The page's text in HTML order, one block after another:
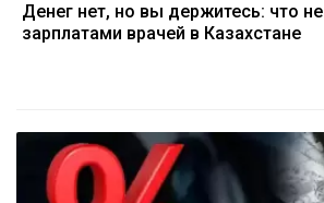
Денег нет, но вы держитесь: что
зарплатами врачей в Казахстане